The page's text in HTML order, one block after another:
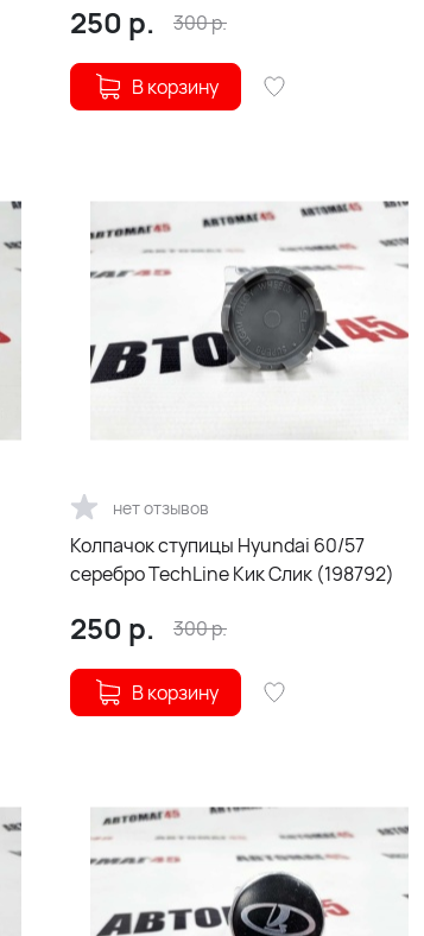
250 р. 300р.
В корзину
нет отзывов
Колпачок ступицы Hyundai 60/57
серебро TechLine Кик Слик (198792)
250 р. 300р.
В корзину